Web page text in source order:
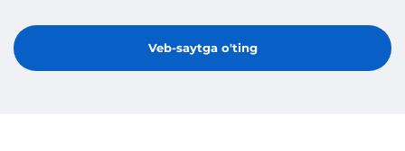
Veb-saytga o'ting